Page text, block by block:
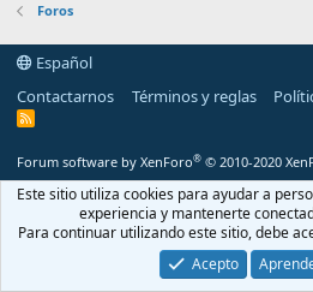
Foros
Español
Contactarnos
Términos y reglas
R
Forum software by XenForo® © 2010-2020
Este sitio utiliza cookies para ayudar a
experiencia y mantenerte
Para continuar utilizando este sitio, debe
Acepto